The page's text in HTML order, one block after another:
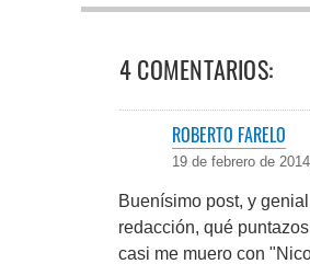
4 COMENTARIOS:
ROBERTO FARELO
19 de febrero de
Buenísimo post, y
redacción, qué
casi me muero con